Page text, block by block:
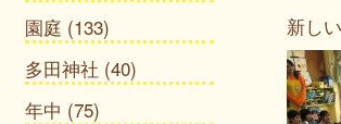
新し
園庭 (133)
多田神社 (40)
年中 (75)